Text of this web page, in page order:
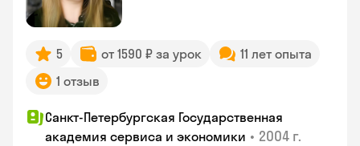
5 от 1590 ₽ за урок
11 лет опыта
1 отзыв
Санкт-Петербургская Государственная
академия сервиса и экономики • 2004 г.